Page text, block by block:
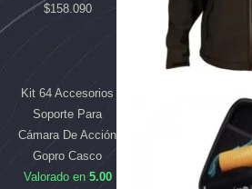
$158.090
Kit 64 Accesorios
Soporte Para
Cámara De Acción
Gopro Casco
Valorado en 5.00